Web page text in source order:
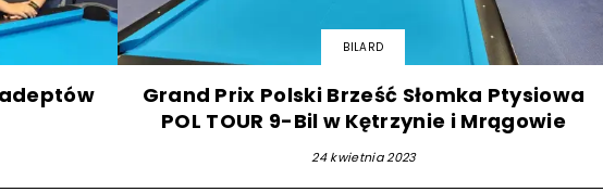
BILARD
Grand Prix Polski Brześć Słomka Ptysiowa
POL TOUR 9-Bil w Kętrzynie i Mrągowie
24 kwietnia 2023